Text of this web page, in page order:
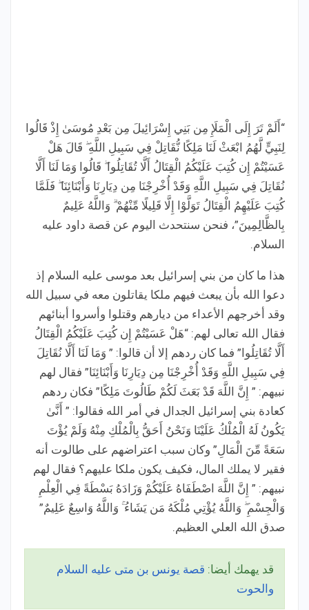
“أَلَمْ تَرَ إِلَى الْمَلَإِ مِن بَنِي إِسْرَائِيلَ مِن بَعْدِ مُوسَىٰ إِذْ قَالُوا
لِنَبِيٍّ لَّهُمُ ابْعَثْ لَنَا مَلِكًا نُّقَاتِلْ فِي سَبِيلِ اللَّهِ ۖ قَالَ هَلْ
عَسَيْتُمْ إِن كُتِبَ عَلَيْكُمُ الْقِتَالُ أَلَّا تُقَاتِلُوا ۖ قَالُوا وَمَا لَنَا أَلَّا
نُقَاتِلَ فِي سَبِيلِ اللَّهِ وَقَدْ أُخْرِجْنَا مِن دِيَارِنَا وَأَبْنَائِنَا ۖ فَلَمَّا
كُتِبَ عَلَيْهِمُ الْقِتَالُ تَوَلَّوْا إِلَّا قَلِيلًا مِّنْهُمْ ۗ وَاللَّهُ عَلِيمٌ
بِالظَّالِمِينَ”، فنحن سنتحدث اليوم عن قصة داود عليه
السلام.
هذا ما كان من بني إسرائيل بعد موسى عليه السلام إذ
دعوا الله بأن يبعث فيهم ملكا يقاتلون معه في سبيل الله
وقد أخرجهم الأعداء من ديارهم وقتلوا وأسروا أبنائهم
فقال الله تعالى لهم: “هَلْ عَسَيْتُمْ إِن كُتِبَ عَلَيْكُمُ الْقِتَالُ
أَلَّا تُقَاتِلُوا” فما كان ردهم إلا أن قالوا: ” وَمَا لَنَا أَلَّا نُقَاتِلَ
فِي سَبِيلِ اللَّهِ وَقَدْ أُخْرِجْنَا مِن دِيَارِنَا وَأَبْنَائِنَا” فقال لهم
نبيهم: ” إِنَّ اللَّهَ قَدْ بَعَثَ لَكُمْ طَالُوتَ مَلِكًا” فكان ردهم
كعادة بني إسرائيل الجدال في أمر الله فقالوا: ” أَنَّىٰ
يَكُونُ لَهُ الْمُلْكُ عَلَيْنَا وَنَحْنُ أَحَقُّ بِالْمُلْكِ مِنْهُ وَلَمْ يُؤْتَ
سَعَةً مِّنَ الْمَالِ” وكان سبب اعتراضهم على طالوت أنه
فقير لا يملك المال، فكيف يكون ملكا عليهم؟ فقال لهم
نبيهم: ” إِنَّ اللَّهَ اصْطَفَاهُ عَلَيْكُمْ وَزَادَهُ بَسْطَةً فِي الْعِلْمِ
وَالْجِسْمِ ۖ وَاللَّهُ يُؤْتِي مُلْكَهُ مَن يَشَاءُ ۚ وَاللَّهُ وَاسِعٌ عَلِيمٌ”
صدق الله العلي العظيم.
قد يهمك أيضا: قصة يونس بن متى عليه السلام
والحوت